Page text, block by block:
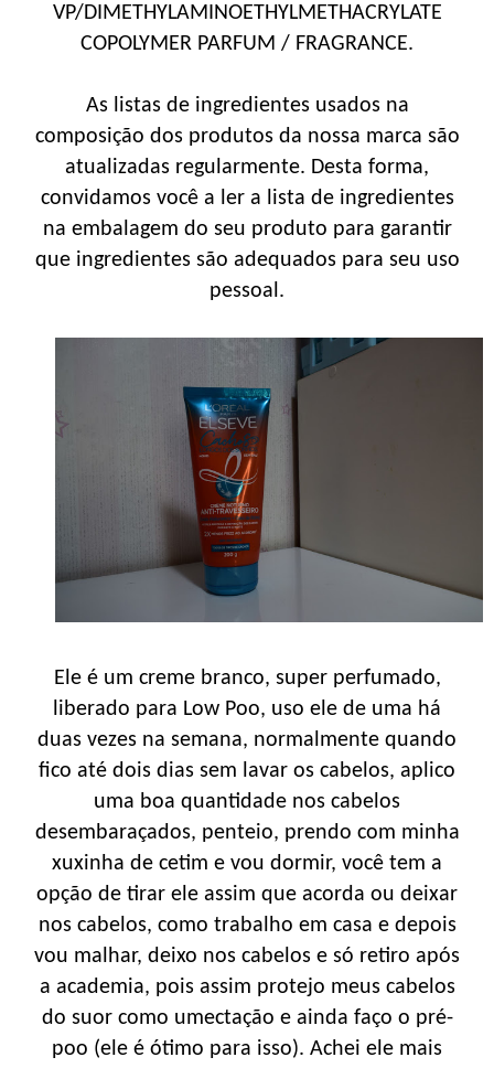
VP/DIMETHYLAMINOETHYLMETHACRYLATE
COPOLYMER PARFUM / FRAGRANCE.
As listas de ingredientes usados na
composição dos produtos da nossa marca são
atualizadas regularmente. Desta forma,
convidamos você a ler a lista de ingredientes
na embalagem do seu produto para garantir
que ingredientes são adequados para seu uso
pessoal.
Ele é um creme branco, super perfumado,
liberado para Low Poo, uso ele de uma há
duas vezes na semana, normalmente quando
fico até dois dias sem lavar os cabelos, aplico
uma boa quantidade nos cabelos
desembaraçados, penteio, prendo com minha
xuxinha de cetim e vou dormir, você tem a
opção de tirar ele assim que acorda ou deixar
nos cabelos, como trabalho em casa e depois
vou malhar, deixo nos cabelos e só retiro após
a academia, pois assim protejo meus cabelos
do suor como umectação e ainda faço o pré-
poo (ele é ótimo para isso). Achei ele mais